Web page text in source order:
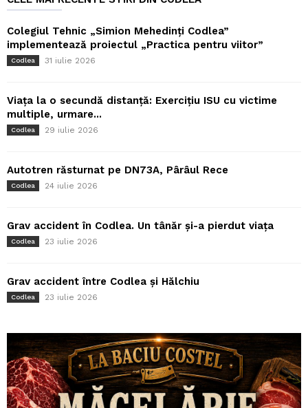
Colegiul Tehnic „Simion Mehedinți Codlea”
implementează proiectul „Practica pentru viitor”
Codlea 31 iulie 2026
Viața la o secundă distanță: Exercițiu ISU cu victime
multiple, urmare...
Codlea 29 iulie 2026
Autotren răsturnat pe DN73A, Pârâul Rece
Codlea 24 iulie 2026
Grav accident în Codlea. Un tânăr și-a pierdut viața
Codlea 23 iulie 2026
Grav accident între Codlea și Hălchiu
Codlea 23 iulie 2026